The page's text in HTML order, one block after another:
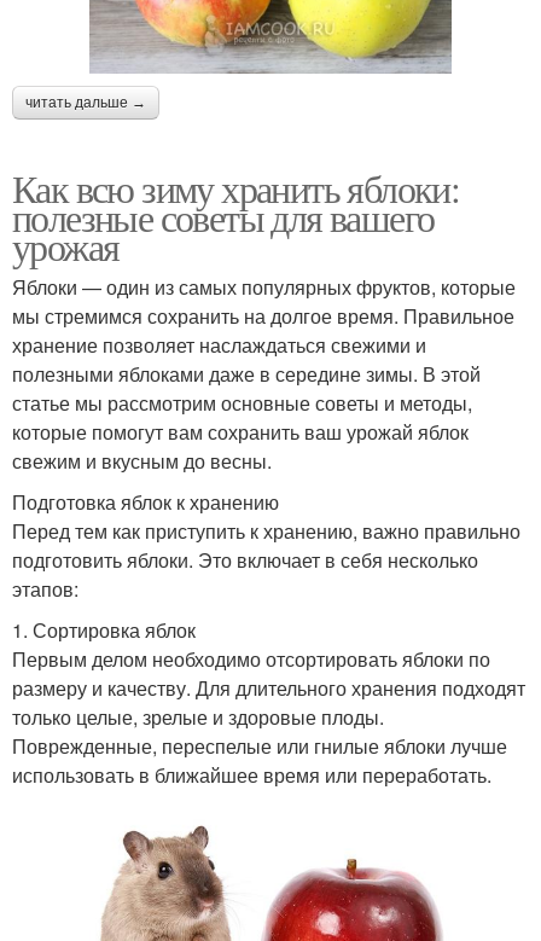
читать дальше →
Как всю зиму хранить яблоки:
полезные советы для вашего
урожая
Яблоки — один из самых популярных фруктов, которые
мы стремимся сохранить на долгое время. Правильное
хранение позволяет наслаждаться свежими и
полезными яблоками даже в середине зимы. В этой
статье мы рассмотрим основные советы и методы,
которые помогут вам сохранить ваш урожай яблок
свежим и вкусным до весны.
Подготовка яблок к хранению
Перед тем как приступить к хранению, важно правильно
подготовить яблоки. Это включает в себя несколько
этапов:
1. Сортировка яблок
Первым делом необходимо отсортировать яблоки по
размеру и качеству. Для длительного хранения подходят
только целые, зрелые и здоровые плоды.
Поврежденные, переспелые или гнилые яблоки лучше
использовать в ближайшее время или переработать.